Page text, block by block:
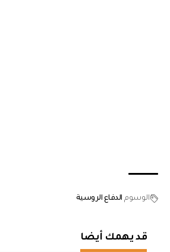
الوسوم الدفاع الروسية
قد يهمك أيضا